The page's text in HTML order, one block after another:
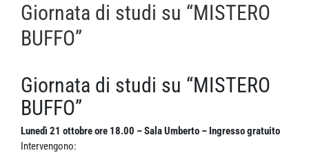
Giornata di studi su “MISTERO
BUFFO”
Giornata di studi su “MISTERO
BUFFO”
Lunedì 21 ottobre ore 18.00 – Sala Umberto – Ingresso gratuito
Intervengono: